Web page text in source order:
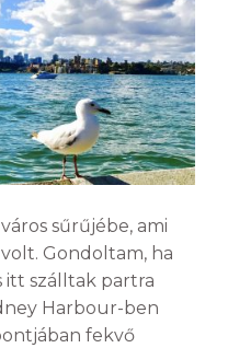
sűrűjébe, ami
Gondoltam, ha
itt szálltak partra
Harbour-ben
fekvő